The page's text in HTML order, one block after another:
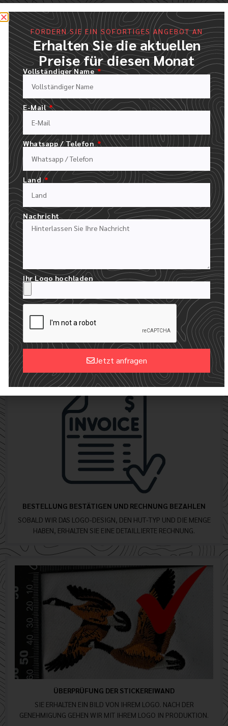
FÜLLEN SIE UNSER ANGEBOTSFORMULAR AUS
24-STUNDEN-EMPFANG IHRER MOCKUPS
WIR ERSTELLEN EIN KOSTENLOSES DIGITALES MOCKUP MIT
IHREM LOGO
BESTELLUNG BESTÄTIGEN UND RECHNUNG BEZAHLEN
SOBALD WIR DAS LOGO-DESIGN, DEN HUT-TYP UND DIE MENGE
HABEN, ERHALTEN SIE EINE DETAILLIERTE RECHNUNG.
ÜBERPRÜFUNG DER STICKEREIWAND
SIE ERHALTEN EIN BILD VON IHREM LOGO. NACH DER
GENEHMIGUNG GEHEN WIR MIT IHREM LOGO IN PRODUKTION.
FORDERN SIE EIN SOFORTIGES ANGEBOT AN
Erhalten Sie die aktuellen
Preise für diesen Monat
Vollständiger Name
E-Mail
Whatsapp / Telefon
Land
Nachricht
Ihr Logo hochladen
Jetzt anfragen
Alternative: